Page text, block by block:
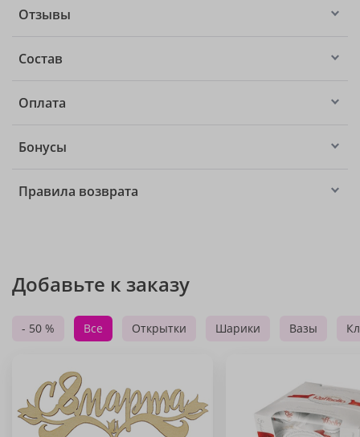
Отзывы
Состав
Оплата
Бонусы
Правила возврата
Добавьте к заказу
- 50 % Все Открытки Шарики Вазы